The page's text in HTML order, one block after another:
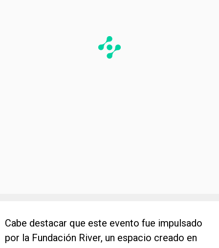
Cabe destacar que este evento fue impulsado
por la Fundación River, un espacio creado en